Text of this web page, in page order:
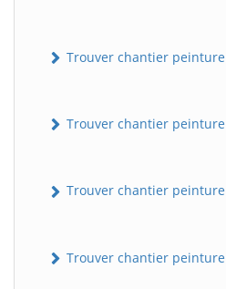
Trouver chantier
Trouver chantier
Trouver chantier
Trouver chantier peinture